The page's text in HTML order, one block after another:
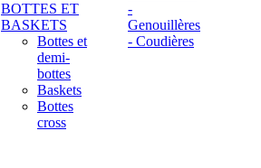
BOTTES ET
BASKETS
Bottes et
demi-
bottes
Baskets
Bottes
cross
-
Genouillères
- Coudières